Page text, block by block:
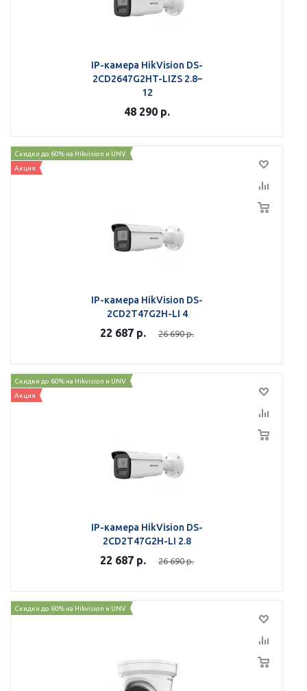
IP-камера HikVision DS-
2CD2647G2HT-LIZS 2.8–
12
48 290 р.
Скидки до 60% на Hikvision и UNV
Акция
IP-камера HikVision DS-
2CD2T47G2H-LI 4
22 687 р. 26 690р.
Скидки до 60% на Hikvision и UNV
Акция
IP-камера HikVision DS-
2CD2T47G2H-LI 2.8
22 687 р. 26 690р.
Скидки до 60% на Hikvision и UNV